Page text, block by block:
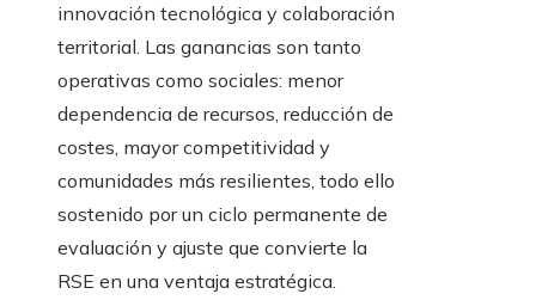
innovación tecnológica y colaboración
territorial. Las ganancias son tanto
operativas como sociales: menor
dependencia de recursos, reducción de
costes, mayor competitividad y
comunidades más resilientes, todo ello
sostenido por un ciclo permanente de
evaluación y ajuste que convierte la
RSE en una ventaja estratégica.